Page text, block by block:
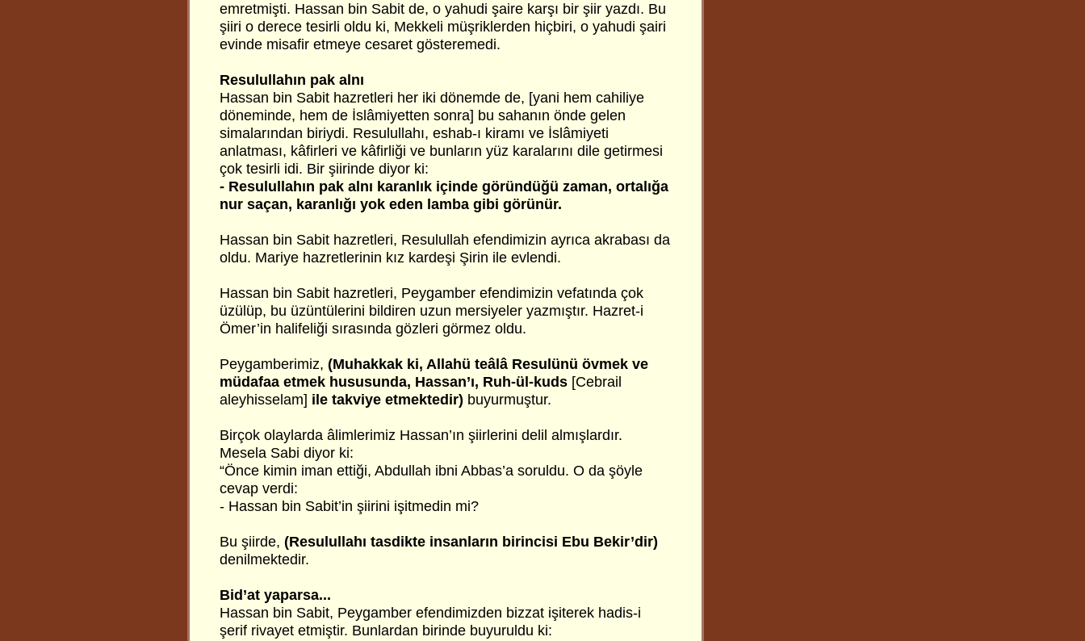
emretmişti. Hassan bin Sabit de, o yahudi şaire karşı bir şiir yazdı. Bu
şiiri o derece tesirli oldu ki, Mekkeli müşriklerden hiçbiri, o yahudi şairi
evinde misafir etmeye cesaret gösteremedi.
Resulullahın pak alnı
Hassan bin Sabit hazretleri her iki dönemde de, [yani hem cahiliye
döneminde, hem de İslâmiyetten sonra] bu sahanın önde gelen
simalarından biriydi. Resulullahı, eshab-ı kiramı ve İslâmiyeti
anlatması, kâfirleri ve kâfirliği ve bunların yüz karalarını dile getirmesi
çok tesirli idi. Bir şiirinde diyor ki:
- Resulullahın pak alnı karanlık içinde göründüğü zaman, ortalığa
nur saçan, karanlığı yok eden lamba gibi görünür.
Hassan bin Sabit hazretleri, Resulullah efendimizin ayrıca akrabası da
oldu. Mariye hazretlerinin kız kardeşi Şirin ile evlendi.
Hassan bin Sabit hazretleri, Peygamber efendimizin vefatında çok
üzülüp, bu üzüntülerini bildiren uzun mersiyeler yazmıştır. Hazret-i
Ömer’in halifeliği sırasında gözleri görmez oldu.
Peygamberimiz, (Muhakkak ki, Allahü teâlâ Resulünü övmek ve
müdafaa etmek hususunda, Hassan’ı, Ruh-ül-kuds [Cebrail
aleyhisselam] ile takviye etmektedir) buyurmuştur.
Birçok olaylarda âlimlerimiz Hassan’ın şiirlerini delil almışlardır.
Mesela Sabi diyor ki:
“Önce kimin iman ettiği, Abdullah ibni Abbas’a soruldu. O da şöyle
cevap verdi:
- Hassan bin Sabit’in şiirini işitmedin mi?
Bu şiirde, (Resulullahı tasdikte insanların birincisi Ebu Bekir’dir)
denilmektedir.
Bid’at yaparsa...
Hassan bin Sabit, Peygamber efendimizden bizzat işiterek hadis-i
şerif rivayet etmiştir. Bunlardan birinde buyuruldu ki: